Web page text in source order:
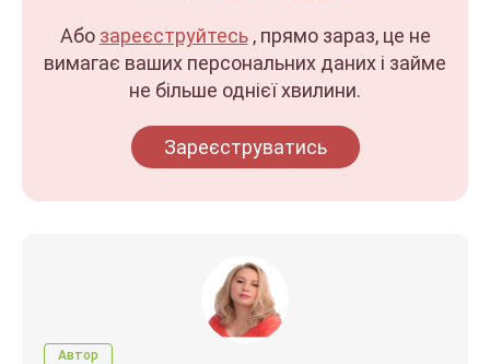
Або зареєструйтесь, прямо зараз, це не
вимагає ваших персональних даних і займе
не більше однієї хвилини.
Зареєструватись
Автор